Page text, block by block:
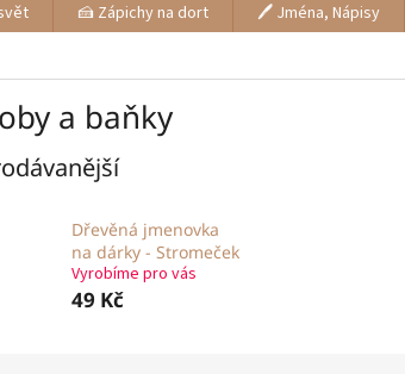
🍰 Zápichy na dort 🖊 Jména, Nápisy
a baňky
Dřevěná jmenovka
na dárky - Stromeček
Vyrobíme pro vás
49 Kč